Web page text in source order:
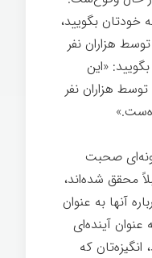
خودتان بگویید،
هزاران نفر
«این
هزاران نفر
صحبت
محقق شده‌اند،
آنها به عنوان
آینده‌ای
که